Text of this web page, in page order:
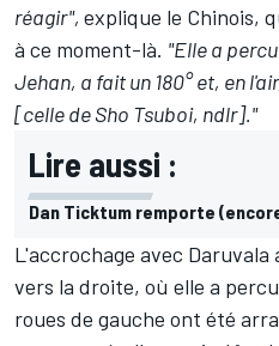
réagir", explique le Chinois,
à ce moment-là. "Elle a
Jehan, a fait un 180° et, en
[celle de Sho Tsuboi, ndlr]."
Lire aussi :
Dan Ticktum remporte
L'accrochage avec
vers la droite, où elle a
roues de gauche ont été